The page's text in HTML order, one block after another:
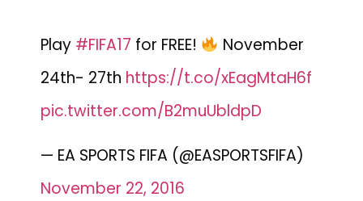
Play #FIFA17 for FREE!
November
24th- 27th https://t.co/xEagMtaH6f
pic.twitter.com/B2muUbldpD
— EA SPORTS FIFA (@EASPORTSFIFA)
November 22, 2016